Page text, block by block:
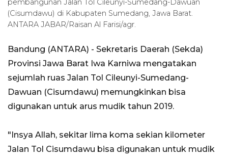
pembangunan Jalan Tol Cileunyi-Sumedang-Dawuan
(Cisumdawu) di Kabupaten Sumedang, Jawa Barat.
ANTARA JABAR/Raisan Al Farisi/agr.
Bandung (ANTARA) - Sekretaris Daerah (Sekda)
Provinsi Jawa Barat Iwa Karniwa mengatakan
sejumlah ruas Jalan Tol Cileunyi-Sumedang-
Dawuan (Cisumdawu) memungkinkan bisa
digunakan untuk arus mudik tahun 2019.
"Insya Allah, sekitar lima koma sekian kilometer
Jalan Tol Cisumdawu bisa digunakan untuk mudik